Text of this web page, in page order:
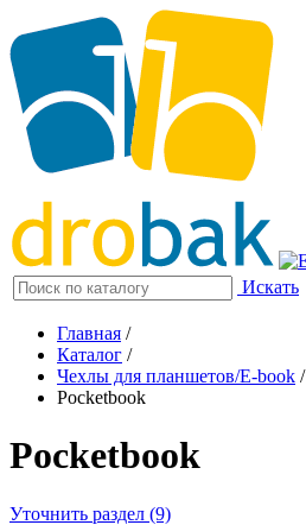
Искать
Главная /
Каталог /
Чехлы для планшетов/E-book /
Pocketbook
Pocketbook
Уточнить раздел (9)